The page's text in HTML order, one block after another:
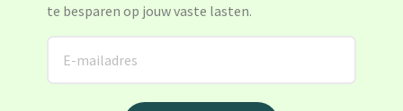
te besparen op jouw vaste lasten.